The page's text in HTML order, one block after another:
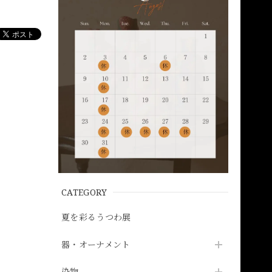
CATEGORY
夏を彩るうつわ展
器・オーナメント